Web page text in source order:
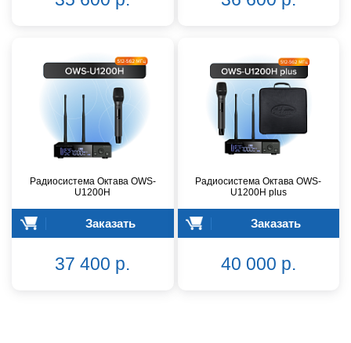
Радиосистема Октава OWS-
U1200H
Заказать
37 400 р.
Радиосистема Октава OWS-
U1200H plus
Заказать
40 000 р.